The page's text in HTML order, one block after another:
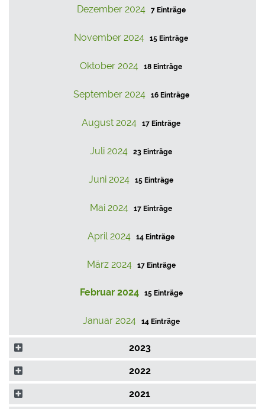
Dezember 2024 7 Einträge
November 2024 15 Einträge
Oktober 2024 18 Einträge
September 2024 16 Einträge
August 2024 17 Einträge
Juli 2024 23 Einträge
Juni 2024 15 Einträge
Mai 2024 17 Einträge
April 2024 14 Einträge
März 2024 17 Einträge
Februar 2024 15 Einträge
Januar 2024 14 Einträge
2023
2022
2021